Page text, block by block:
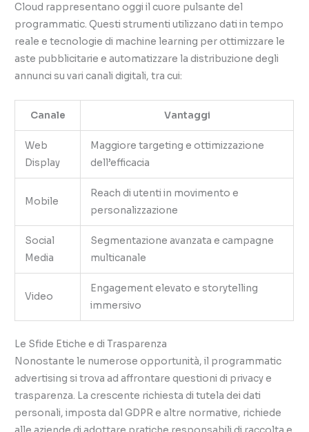
Cloud rappresentano oggi il cuore pulsante del
programmatic. Questi strumenti utilizzano dati in tempo
reale e tecnologie di machine learning per ottimizzare le
aste pubblicitarie e automatizzare la distribuzione degli
annunci su vari canali digitali, tra cui:
Canale Vantaggi
Web
Display
Maggiore targeting e ottimizzazione
dell’efficacia
Mobile
Reach di utenti in movimento e
personalizzazione
Social
Media
Segmentazione avanzata e campagne
multicanale
Video
Engagement elevato e storytelling
immersivo
Le Sfide Etiche e di Trasparenza
Nonostante le numerose opportunità, il programmatic
advertising si trova ad affrontare questioni di privacy e
trasparenza. La crescente richiesta di tutela dei dati
personali, imposta dal GDPR e altre normative, richiede